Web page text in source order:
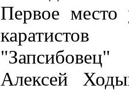
Первое место
Алексей